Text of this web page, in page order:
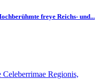
freye Reichs- und...